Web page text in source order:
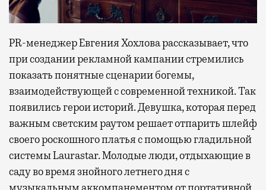
PR-менеджер Евгения Хохлова рассказывает, что
при создании рекламной кампании стремились
показать понятные сценарии богемы,
взаимодействующей с современной техникой. Так
появились герои историй. Девушка, которая перед
важным светским раутом решает отпарить шлейф
своего роскошного платья с помощью гладильной
системы Laurastar. Молодые люди, отдыхающие в
саду во время знойного летнего дня с